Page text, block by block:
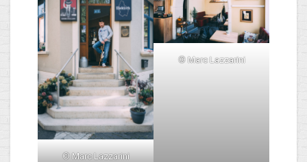
© Marc Lazzarini
© Marc Lazzarini